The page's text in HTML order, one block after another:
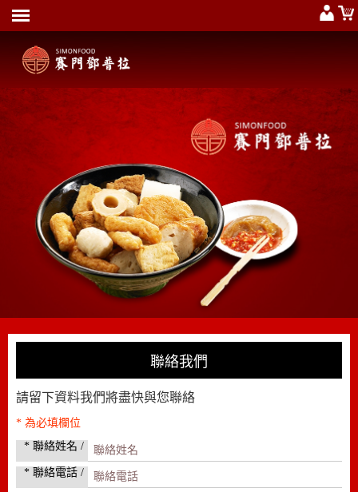
聯絡我們
請留下資料我們將盡快與您聯絡
* 為必填欄位
* 聯絡姓名 /
* 聯絡電話 /